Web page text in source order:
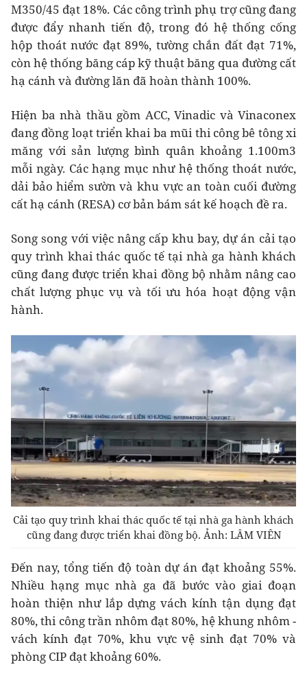
M350/45 đạt 18%. Các công trình phụ trợ cũng đang
được đẩy nhanh tiến độ, trong đó hệ thống cống
hộp thoát nước đạt 89%, tường chắn đất đạt 71%,
còn hệ thống băng cáp kỹ thuật băng qua đường cất
hạ cánh và đường lăn đã hoàn thành 100%.
Hiện ba nhà thầu gồm ACC, Vinadic và Vinaconex
đang đồng loạt triển khai ba mũi thi công bê tông xi
măng với sản lượng bình quân khoảng 1.100m3
mỗi ngày. Các hạng mục như hệ thống thoát nước,
dải bảo hiểm sườn và khu vực an toàn cuối đường
cất hạ cánh (RESA) cơ bản bám sát kế hoạch đề ra.
Song song với việc nâng cấp khu bay, dự án cải tạo
quy trình khai thác quốc tế tại nhà ga hành khách
cũng đang được triển khai đồng bộ nhằm nâng cao
chất lượng phục vụ và tối ưu hóa hoạt động vận
hành.
Cải tạo quy trình khai thác quốc tế tại nhà ga hành khách
cũng đang được triển khai đồng bộ. Ảnh: LÂM VIÊN
Đến nay, tổng tiến độ toàn dự án đạt khoảng 55%.
Nhiều hạng mục nhà ga đã bước vào giai đoạn
hoàn thiện như lắp dựng vách kính tận dụng đạt
80%, thi công trần nhôm đạt 80%, hệ khung nhôm -
vách kính đạt 70%, khu vực vệ sinh đạt 70% và
phòng CIP đạt khoảng 60%.